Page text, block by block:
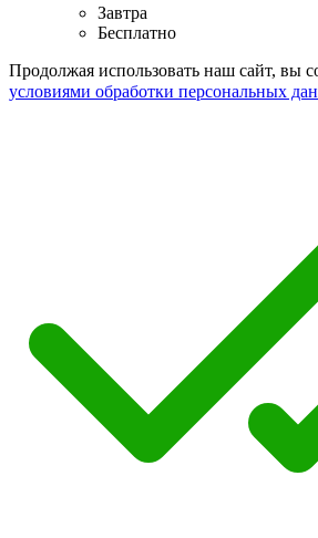
Завтра
Бесплатно
Продолжая использовать наш сайт, вы
условиями обработки персональных